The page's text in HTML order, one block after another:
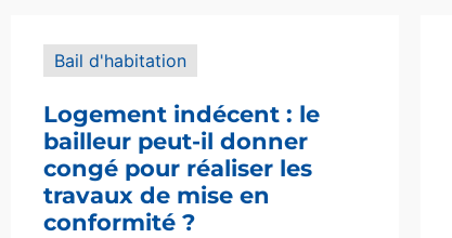
Bail d'habitation
Logement indécent : le
bailleur peut-il donner
congé pour réaliser les
travaux de mise en
conformité ?